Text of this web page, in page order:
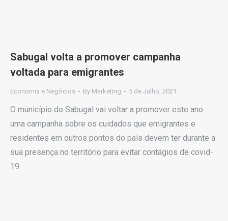
Sabugal volta a promover campanha
voltada para emigrantes
Economia e Negócios By Marketing 5 de Julho, 2021
O município do Sabugal vai voltar a promover este ano
uma campanha sobre os cuidados que emigrantes e
residentes em outros pontos do país devem ter durante a
sua presença no território para evitar contágios de covid-
19.